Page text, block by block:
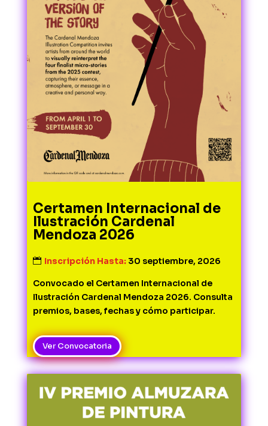
Certamen Internacional de
Ilustración Cardenal
Mendoza 2026
Inscripción Hasta: 30 septiembre, 2026
Convocado el Certamen Internacional de
Ilustración Cardenal Mendoza 2026. Consulta
premios, bases, fechas y cómo participar.
Ver Convocatoria